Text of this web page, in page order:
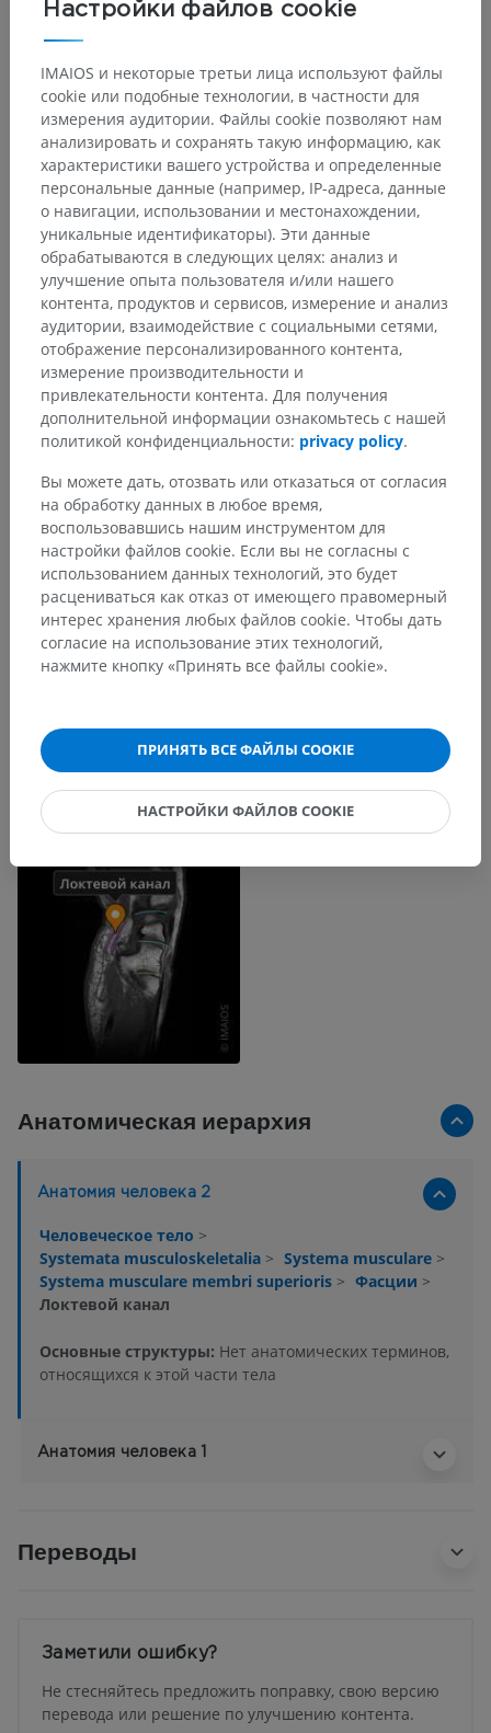
Анатомическая иерархия
Анатомия человека 2
Человеческое тело >
Systemata musculoskeletalia > Systema musculare >
Systema musculare membri superioris > Фасции >
Локтевой канал
Основные структуры: Нет анатомических терминов,
относящихся к этой части тела
Анатомия человека 1
Переводы
Заметили ошибку?
Не стесняйтесь предложить поправку, свою версию
перевода или решение по улучшению контента.
Настройки файлов cookie
IMAIOS и некоторые третьи лица используют файлы
cookie или подобные технологии, в частности для
измерения аудитории. Файлы cookie позволяют нам
анализировать и сохранять такую информацию, как
характеристики вашего устройства и определенные
персональные данные (например, IP-адреса, данные
о навигации, использовании и местонахождении,
уникальные идентификаторы). Эти данные
обрабатываются в следующих целях: анализ и
улучшение опыта пользователя и/или нашего
контента, продуктов и сервисов, измерение и анализ
аудитории, взаимодействие с социальными сетями,
отображение персонализированного контента,
измерение производительности и
привлекательности контента. Для получения
дополнительной информации ознакомьтесь с нашей
политикой конфиденциальности: privacy policy.
Вы можете дать, отозвать или отказаться от согласия
на обработку данных в любое время,
воспользовавшись нашим инструментом для
настройки файлов cookie. Если вы не согласны с
использованием данных технологий, это будет
расцениваться как отказ от имеющего правомерный
интерес хранения любых файлов cookie. Чтобы дать
согласие на использование этих технологий,
нажмите кнопку «Принять все файлы cookie».
ПРИНЯТЬ ВСЕ ФАЙЛЫ COOKIE
НАСТРОЙКИ ФАЙЛОВ COOKIE